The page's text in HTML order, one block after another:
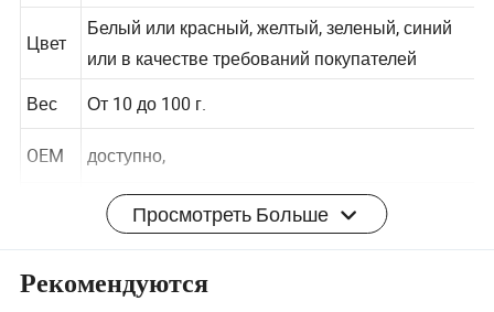
запроса клиента
Цвет
Белый или красный, желтый, зеленый, синий
Вес
От 10 до 100 г.
Доступны собственные этикетки клиентов
Просмотреть Больше
Рекомендуются